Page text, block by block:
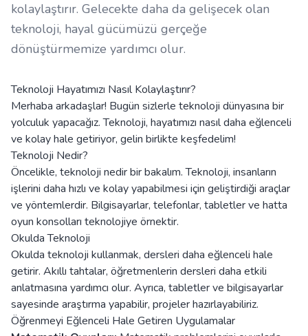
kolaylaştırır. Gelecekte daha da gelişecek olan
teknoloji, hayal gücümüzü gerçeğe
dönüştürmemize yardımcı olur.
Teknoloji Hayatımızı Nasıl Kolaylaştırır?
Merhaba arkadaşlar! Bugün sizlerle teknoloji dünyasına bir
yolculuk yapacağız. Teknoloji, hayatımızı nasıl daha eğlenceli
ve kolay hale getiriyor, gelin birlikte keşfedelim!
Teknoloji Nedir?
Öncelikle, teknoloji nedir bir bakalım. Teknoloji, insanların
işlerini daha hızlı ve kolay yapabilmesi için geliştirdiği araçlar
ve yöntemlerdir. Bilgisayarlar, telefonlar, tabletler ve hatta
oyun konsolları teknolojiye örnektir.
Okulda Teknoloji
Okulda teknoloji kullanmak, dersleri daha eğlenceli hale
getirir. Akıllı tahtalar, öğretmenlerin dersleri daha etkili
anlatmasına yardımcı olur. Ayrıca, tabletler ve bilgisayarlar
sayesinde araştırma yapabilir, projeler hazırlayabiliriz.
Öğrenmeyi Eğlenceli Hale Getiren Uygulamalar